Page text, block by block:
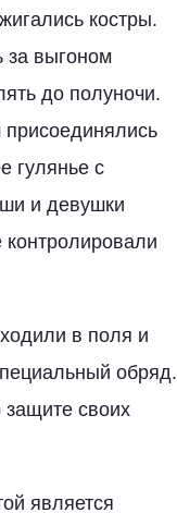
костры.
за выгоном
до полуночи.
присоединялись
гулянье с
и девушки
в поля и
обряд.
своих
является